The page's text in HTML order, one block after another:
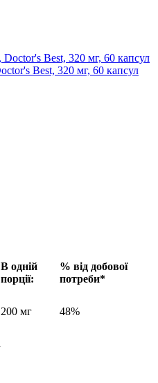
Best, 320 мг, 60 капсул
В одній
порції:
% від добової
потреби*
200 мг 48%